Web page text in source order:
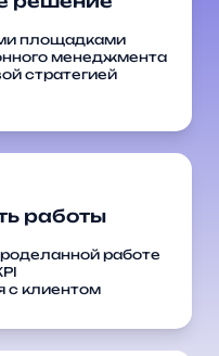
площадками
менеджмента
стратегией
работе
с клиентом